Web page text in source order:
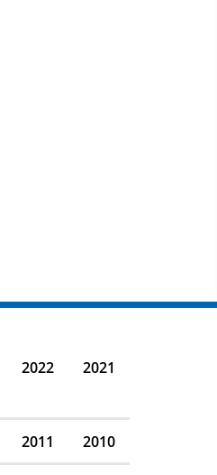
2022 2021
2011 2010